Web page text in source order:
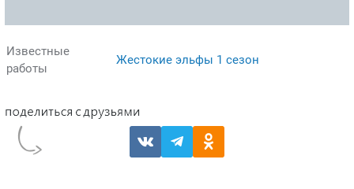
Известные
работы
Жестокие эльфы 1 сезон